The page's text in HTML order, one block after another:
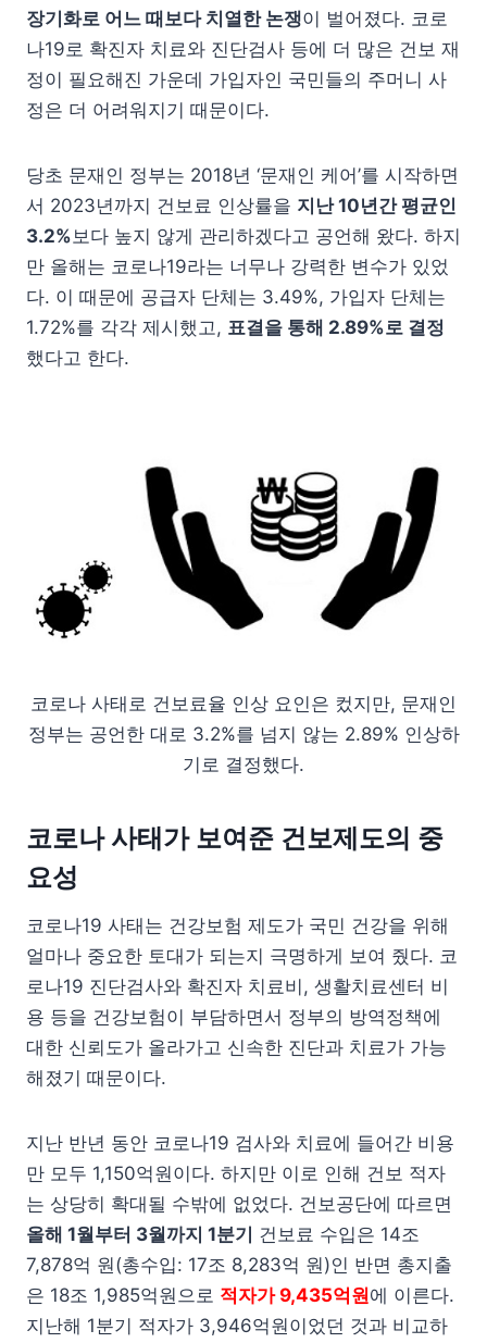
장기화로 어느 때보다 치열한 논쟁이 벌어졌다. 코로
나19로 확진자 치료와 진단검사 등에 더 많은 건보 재
정이 필요해진 가운데 가입자인 국민들의 주머니 사
정은 더 어려워지기 때문이다.
당초 문재인 정부는 2018년 ‘문재인 케어’를 시작하면
서 2023년까지 건보료 인상률을 지난 10년간 평균인
3.2%보다 높지 않게 관리하겠다고 공언해 왔다. 하지
만 올해는 코로나19라는 너무나 강력한 변수가 있었
다. 이 때문에 공급자 단체는 3.49%, 가입자 단체는
1.72%를 각각 제시했고, 표결을 통해 2.89%로 결정
했다고 한다.
코로나 사태로 건보료율 인상 요인은 컸지만, 문재인
정부는 공언한 대로 3.2%를 넘지 않는 2.89% 인상하
기로 결정했다.
코로나 사태가 보여준 건보제도의 중
요성
코로나19 사태는 건강보험 제도가 국민 건강을 위해
얼마나 중요한 토대가 되는지 극명하게 보여 줬다. 코
로나19 진단검사와 확진자 치료비, 생활치료센터 비
용 등을 건강보험이 부담하면서 정부의 방역정책에
대한 신뢰도가 올라가고 신속한 진단과 치료가 가능
해졌기 때문이다.
지난 반년 동안 코로나19 검사와 치료에 들어간 비용
만 모두 1,150억원이다. 하지만 이로 인해 건보 적자
는 상당히 확대될 수밖에 없었다. 건보공단에 따르면
올해 1월부터 3월까지 1분기 건보료 수입은 14조
7,878억 원(총수입: 17조 8,283억 원)인 반면 총지출
은 18조 1,985억원으로 적자가 9,435억원에 이른다.
지난해 1분기 적자가 3,946억원이었던 것과 비교하